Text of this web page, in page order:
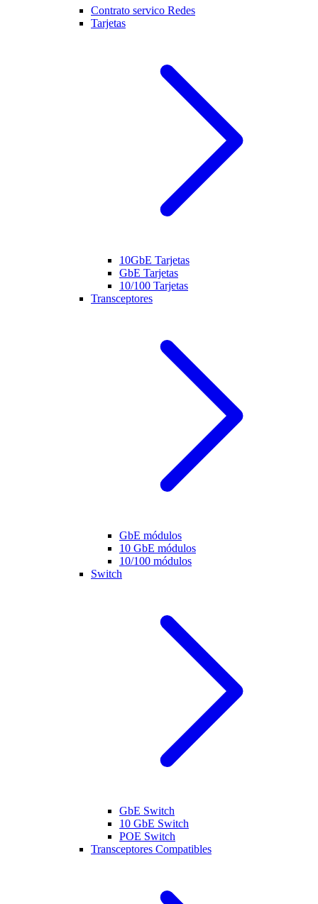
Contrato servico Redes
Tarjetas
10GbE Tarjetas
GbE Tarjetas
10/100 Tarjetas
Transceptores
GbE módulos
10 GbE módulos
10/100 módulos
Switch
GbE Switch
10 GbE Switch
POE Switch
Transceptores Compatibles